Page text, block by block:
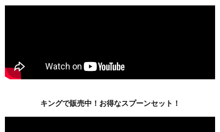
キングで販売中！お得なスプーンセット！